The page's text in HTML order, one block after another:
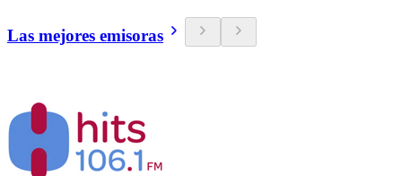
Las mejores emisoras